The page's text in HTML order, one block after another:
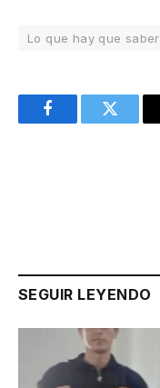
Lo que hay que saber
FacebookTwitter
SEGUIR LEYENDO